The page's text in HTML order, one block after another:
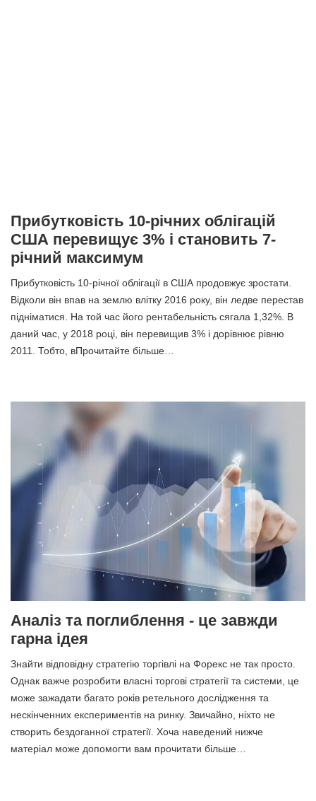
Прибутковість 10-річних облігацій
США перевищує 3% і становить 7-
річний максимум
Прибутковість 10-річної облігації в США продовжує зростати.
Відколи він впав на землю влітку 2016 року, він ледве перестав
підніматися. На той час його рентабельність сягала 1,32%. В
даний час, у 2018 році, він перевищив 3% і дорівнює рівню
2011. Тобто, вПрочитайте більше…
Аналіз та поглиблення - це завжди
гарна ідея
Знайти відповідну стратегію торгівлі на Форекс не так просто.
Однак важче розробити власні торгові стратегії та системи, це
може зажадати багато років ретельного дослідження та
нескінченних експериментів на ринку. Звичайно, ніхто не
створить бездоганної стратегії. Хоча наведений нижче
матеріал може допомогти вам прочитати більше…